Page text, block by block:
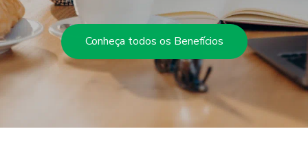
Conheça todos os Benefícios